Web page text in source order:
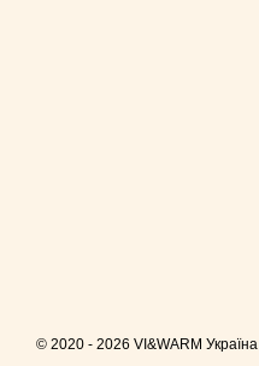
© 2020 - 2026 VI&WARM Україна